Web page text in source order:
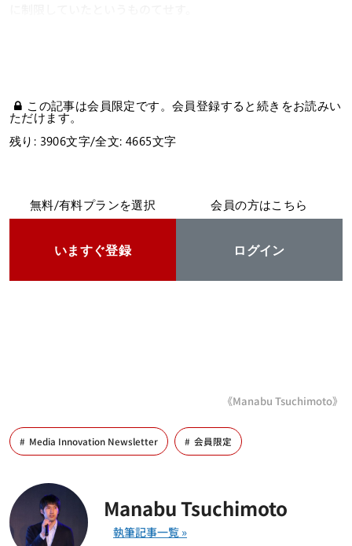
この記事は会員限定です。会員登録すると続きをお読みい
ただけます。
残り: 3906文字/全文: 4665文字
無料/有料プランを選択
いますぐ登録
会員の方はこちら
ログイン
《Manabu Tsuchimoto》
Media Innovation Newsletter 会員限定
Manabu Tsuchimoto